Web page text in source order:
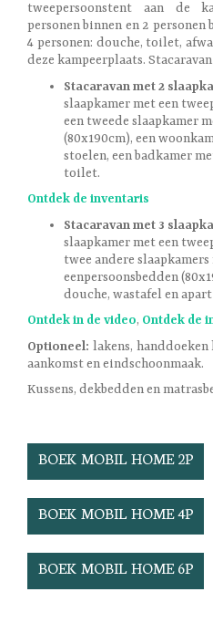
tweepersoonstent aan de
personen binnen en 2
4 personen: douche, toilet,
deze kampeerplaats. Stacaravan
Stacaravan met 2
slaapkamer met een
een tweede slaapkamer
(80x190cm), een
stoelen, een badkamer
toilet.
Ontdek de inventaris
Stacaravan met 3
slaapkamer met een
twee andere
eenpersoonsbedden
douche, wastafel en
Ontdek in de video, Ontdek de
Optioneel: lakens,
aankomst en eindschoonmaak.
Kussens, dekbedden en
BOEK MOBIL HOME 2P
BOEK MOBIL HOME 4P
BOEK MOBIL HOME 6P